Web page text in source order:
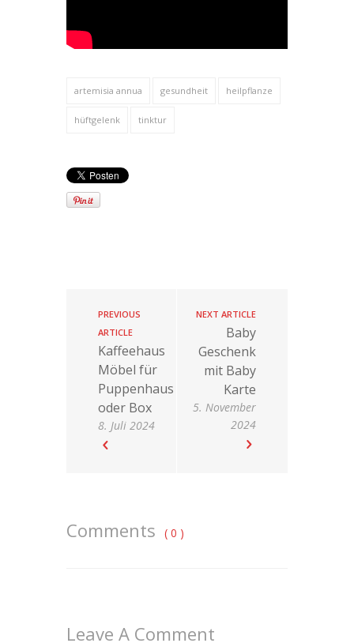
artemisia annua gesundheit heilpflanze
hüftgelenk tinktur
PREVIOUS
ARTICLE
Kaffeehaus
Möbel für
Puppenhaus
oder Box
8. Juli 2024
NEXT ARTICLE
Baby
Geschenk
mit Baby
Karte
5. November
2024
Comments ( 0 )
Leave A Comment